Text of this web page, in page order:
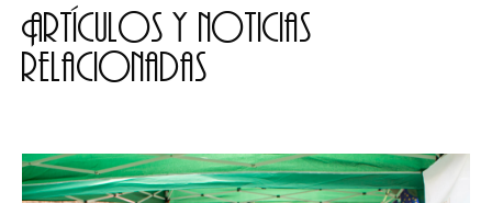
Artículos y noticias
relacionadas